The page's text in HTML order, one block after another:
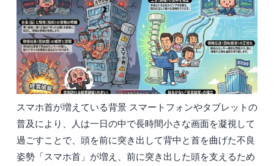
スマホ首が増えている背景 スマートフォンやタブレットの
普及により、人は一日の中で長時間小さな画面を凝視して
過ごすことで、頭を前に突き出して背中と首を曲げた不良
姿勢「スマホ首」が増え、前に突き出した頭を支えるため